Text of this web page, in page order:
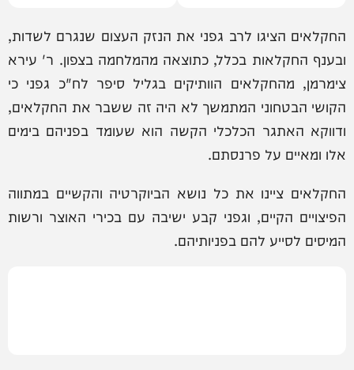
החקלאים הציגו לרב גפני את הנזק העצום שנגרם לשדות,
ובענף החקלאות בכלל, כתוצאה מהמלחמה בצפון. ר' עירא
צימרמן, מהחקלאים הוותיקים בגליל סיפר לח"כ גפני כי
הקושי הבטחוני המתמשך לא היה זה ששבר את החקלאים,
ודווקא האתגר הכלכלי הקשה הוא שעומד בפניהם בימים
אלו ומאיים על פרנסתם.
החקלאים ציינו את כל נושא הביוקרטיה והקשיים במתווה
הפיצויים הקיים, וגפני קבע ישיבה עם בכירי האוצר ורשות
המיסים לסייע להם בפניותיהם.